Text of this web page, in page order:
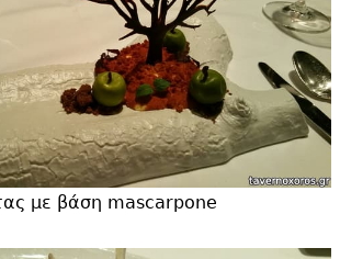
με βάση mascarpone